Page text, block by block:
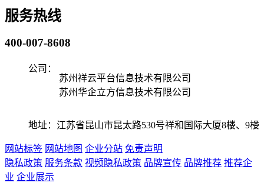
服务热线
400-007-8608
公司：
苏州祥云平台信息技术有限公司
苏州华企立方信息技术有限公司
地址：江苏省昆山市昆太路530号祥和国际大厦8楼、9楼
网站标签 网站地图 企业分站 免责声明
隐私政策 服务条款 视频隐私政策 品牌宣传 品牌推荐 推荐企
业 企业展示